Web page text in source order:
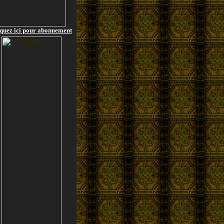
ici pour abonnement